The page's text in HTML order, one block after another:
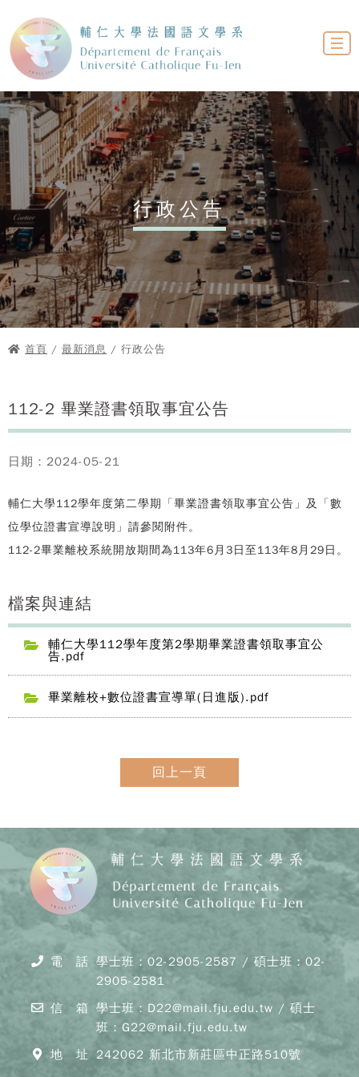
行政公告
首頁 / 最新消息 / 行政公告
112-2 畢業證書領取事宜公告
日期：2024-05-21
輔仁大學112學年度第二學期「畢業證書領取事宜公告」及「數
位學位證書宣導說明」請參閱附件。
112-2畢業離校系統開放期間為113年6月3日至113年8月29日。
檔案與連結
輔仁大學112學年度第2學期畢業證書領取事宜公
告.pdf
畢業離校+數位證書宣導單(日進版).pdf
回上一頁
電 話 學士班：02-2905-2587 / 碩士班：02-
2905-2581
信 箱
學士班：D22@mail.fju.edu.tw / 碩士
班：G22@mail.fju.edu.tw
地 址
242062 新北市新莊區中正路510號